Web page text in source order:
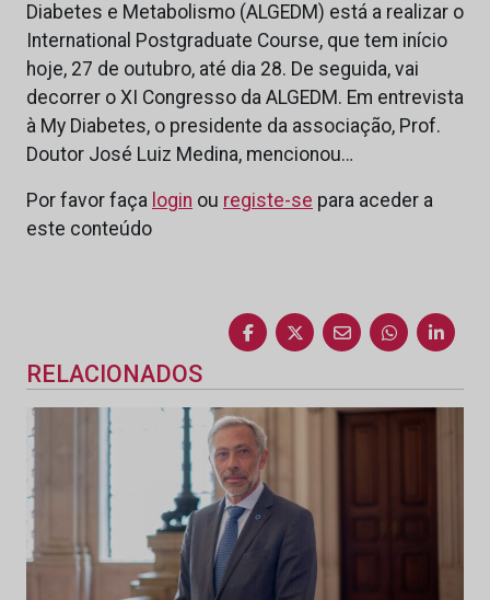
Diabetes e Metabolismo (ALGEDM) está a realizar o
International Postgraduate Course, que tem início
hoje, 27 de outubro, até dia 28. De seguida, vai
decorrer o XI Congresso da ALGEDM. Em entrevista
à My Diabetes, o presidente da associação, Prof.
Doutor José Luiz Medina, mencionou…
Por favor faça login ou registe-se para aceder a
este conteúdo
RELACIONADOS